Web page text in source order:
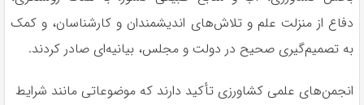
دفاع از منزلت علم و تلاش‌های اندیشمندان و کارشناسان، و کمک
به تصمیم‌گیری صحیح در دولت و مجلس، بیانیه‌ای صادر کردند.
انجمن‌های علمی کشاورزی تأکید دارند که موضوعاتی مانند شرایط